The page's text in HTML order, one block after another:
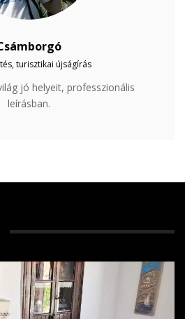
turisztikai újságírás
jó helyeit, professzionális
leírásban.